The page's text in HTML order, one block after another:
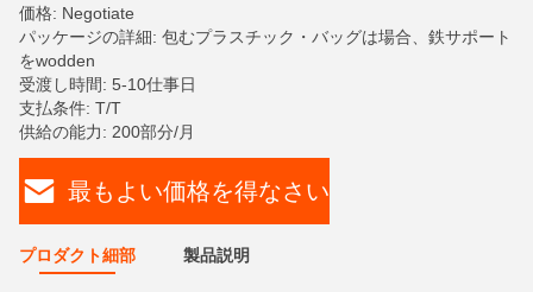
価格: Negotiate
パッケージの詳細: 包むプラスチック・バッグは場合、鉄サポート
をwodden
受渡し時間: 5-10仕事日
支払条件: T/T
供給の能力: 200部分/月
最もよい価格を得なさい
プロダクト細部 製品説明